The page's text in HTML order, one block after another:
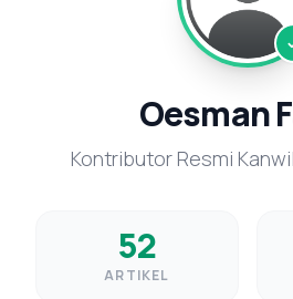
Oesman
Kontributor Resmi
52
ARTIKEL